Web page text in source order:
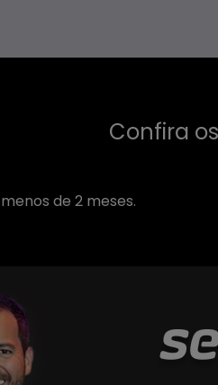
Confira
de 2 meses.